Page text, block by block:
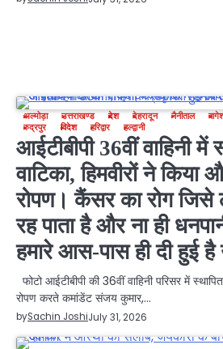
अल्मोड़ा उत्तराखण्ड देश देहरादून नैनीताल
रुद्रपुर
विदेश हरिद्वार हल्द्वानी
आईटीबीपी 36वीं वाहिनी
वाटिका, हिमवीरों ने किया
रोपण। कैंसर का रोग जिसे
रह पाता है और ना ही
हमारे आस-पास ही दी हुई
फोटो आईटीबीपी की 36वीं वाहिनी परिसर में
रोपण करते कमांडेंट संजय कुमार,…
bySachin JoshiJuly 31, 2026